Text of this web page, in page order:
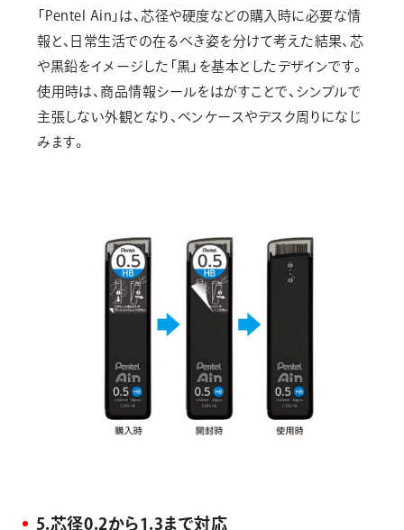
「Pentel Ain」は、芯径や硬度などの購入時に必要な情
報と、日常生活での在るべき姿を分けて考えた結果、芯
や黒鉛をイメージした「黒」を基本としたデザインです。
使用時は、商品情報シールをはがすことで、シンプルで
主張しない外観となり、ペンケースやデスク周りになじ
みます。
5.芯径0.2から1.3まで対応